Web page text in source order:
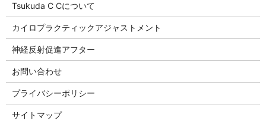
Tsukuda C Cについて
カイロプラクティックアジャストメント
神経反射促進アフター
お問い合わせ
プライバシーポリシー
サイトマップ